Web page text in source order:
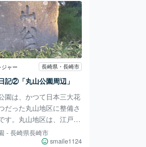
名前もパッケージも、
。 とても硬いけど、噛
って、味も素朴で、私は
です。 次のご紹介は、
リーです。 この「茂
長崎のビワの産地として
ろです。 ビワは、甘く
ですが、少しお高いイメ
ますよね。 その
ャー 長崎県・長崎市
記②「丸山公園周辺」
園は、かつて日本三大花
だった丸山地区に整備さ
す。丸山地区は、江戸の
島原と並ぶ花街として栄
歴史に重要な役割を担い
- 長崎県長崎市
smaile1124